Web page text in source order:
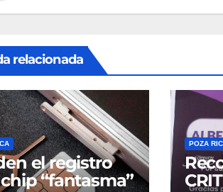
relacionada
el registro
“fantasma”
POZA